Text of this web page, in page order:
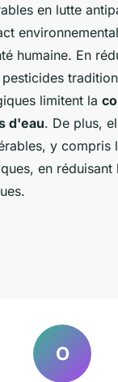
en lutte
humaine. En
limitent la
d'eau. De plus,
y compris
en
O